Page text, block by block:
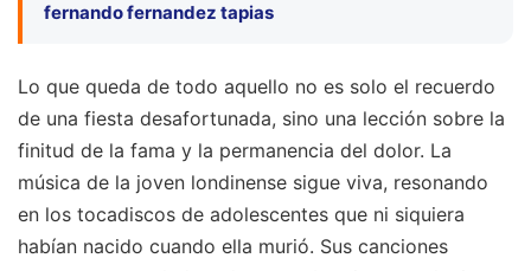
fernando fernandez tapias
Lo que queda de todo aquello no es solo el recuerdo
de una fiesta desafortunada, sino una lección sobre la
finitud de la fama y la permanencia del dolor. La
música de la joven londinense sigue viva, resonando
en los tocadiscos de adolescentes que ni siquiera
habían nacido cuando ella murió. Sus canciones